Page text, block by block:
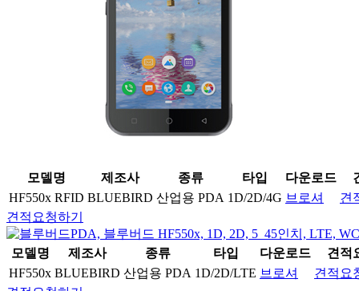
모델명 제조사 종류 타입 다운로드
HF550x RFID BLUEBIRD 산업용 PDA 1D/2D/4G 브로셔
견
견적요청하기
모델명 제조사 종류 타입 다운로드
견적
HF550x BLUEBIRD 산업용 PDA 1D/2D/LTE 브로셔
견적요